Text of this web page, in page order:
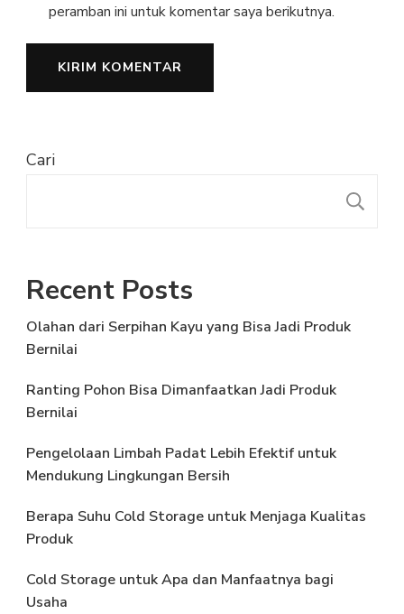
peramban ini untuk komentar saya berikutnya.
Cari
Recent Posts
Olahan dari Serpihan Kayu yang Bisa Jadi Produk
Bernilai
Ranting Pohon Bisa Dimanfaatkan Jadi Produk
Bernilai
Pengelolaan Limbah Padat Lebih Efektif untuk
Mendukung Lingkungan Bersih
Berapa Suhu Cold Storage untuk Menjaga Kualitas
Produk
Cold Storage untuk Apa dan Manfaatnya bagi
Usaha